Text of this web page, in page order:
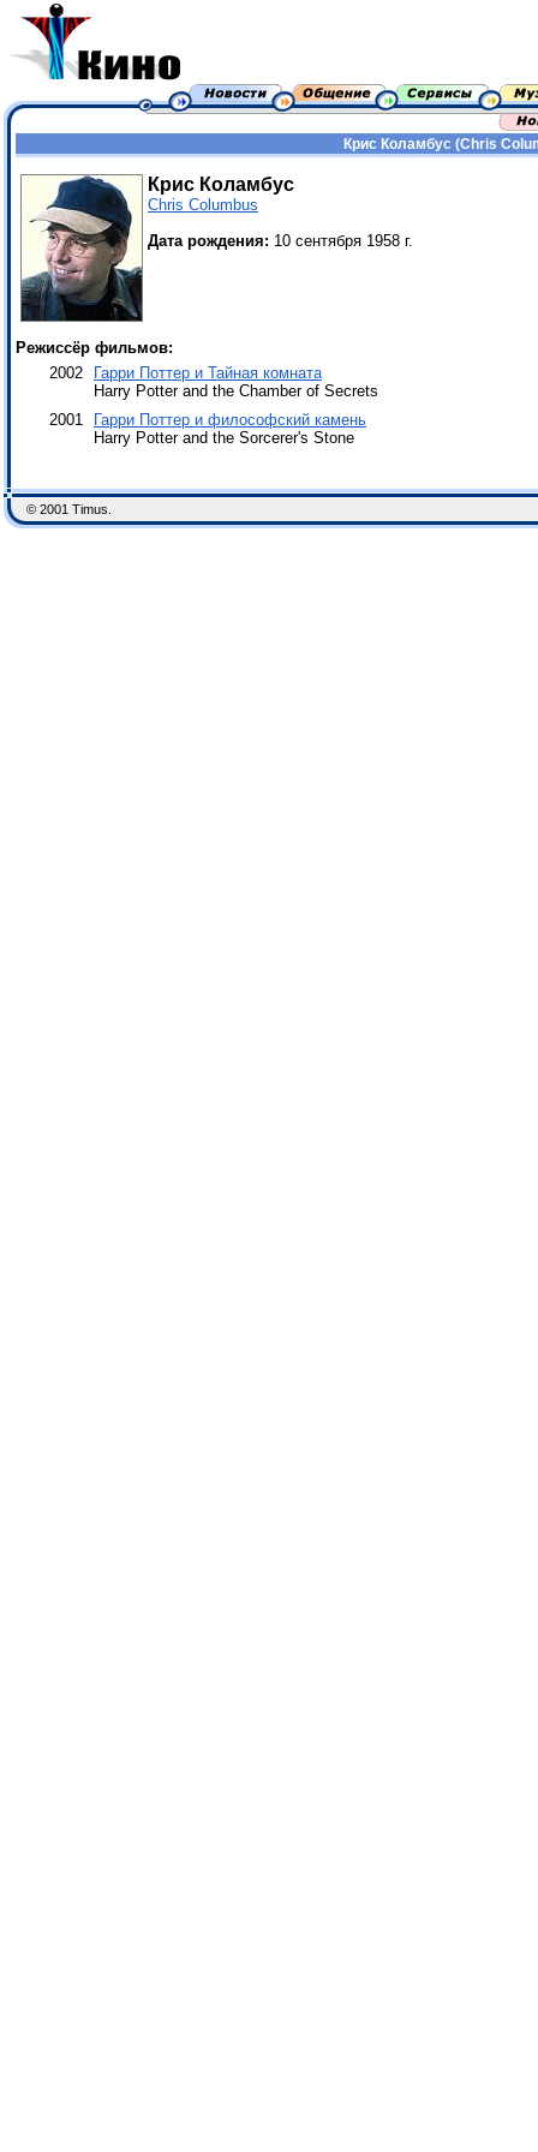
Крис Коламбус (Chris
Крис Коламбус
Chris Columbus
Дата рождения: 10 сентября 1958 г.
Режиссёр фильмов:
2002
Гарри Поттер и Тайная комната
Harry Potter and the Chamber of Secrets
2001
Гарри Поттер и философский камень
Harry Potter and the Sorcerer's Stone
© 2001 Timus.